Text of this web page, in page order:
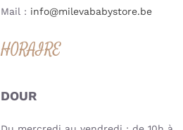
Mail : info@milevababystore.be
HORAIRE
DOUR